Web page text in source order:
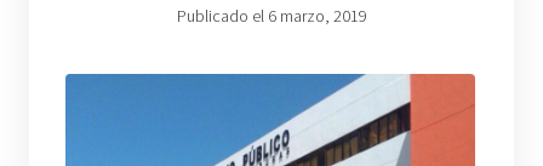
Publicado el 6 marzo, 2019